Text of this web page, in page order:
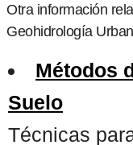
Otra información
Geohidrología
Métodos
Suelo
Técnicas